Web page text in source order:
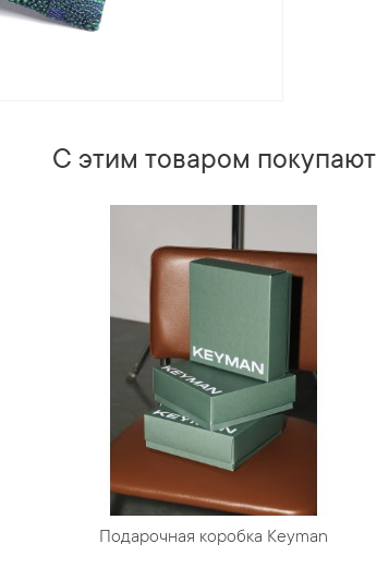
С этим товаром покупают
Подарочная коробка Keyman